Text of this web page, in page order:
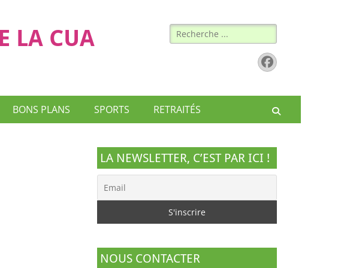
LA CUA Rechercher :
Facebook
BONS PLANS SPORTS RETRAITÉS
LA NEWSLETTER, C’EST PAR ICI !
NOUS CONTACTER